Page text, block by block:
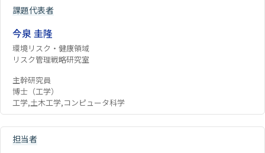
課題代表者
今泉 圭隆
環境リスク・健康領域
リスク管理戦略研究室
主幹研究員
博士（工学）
工学,土木工学,コンピュータ科学
担当者